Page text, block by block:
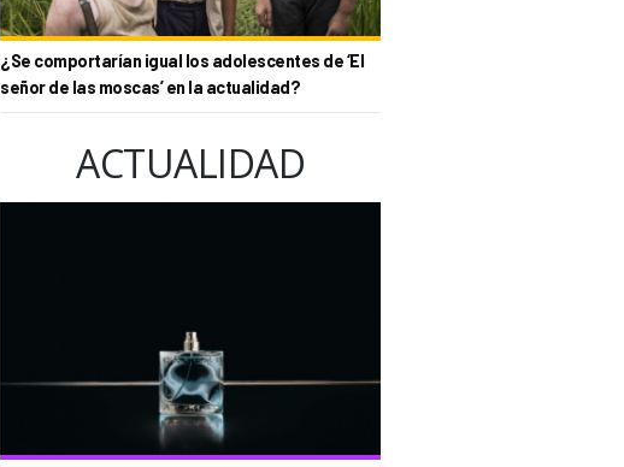
¿Se comportarían igual los adolescentes de ‘El
señor de las moscas’ en la actualidad?
ACTUALIDAD